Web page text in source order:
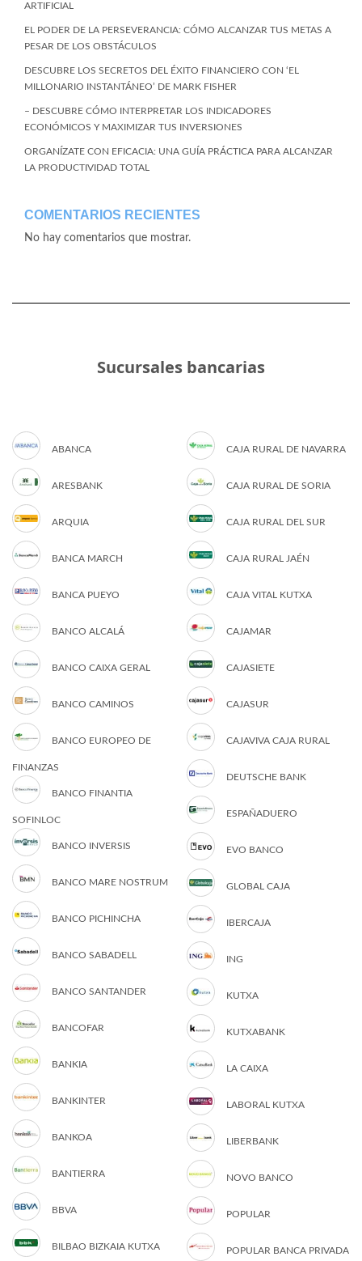
ARTIFICIAL
EL PODER DE LA PERSEVERANCIA: CÓMO ALCANZAR TUS METAS A
PESAR DE LOS OBSTÁCULOS
DESCUBRE LOS SECRETOS DEL ÉXITO FINANCIERO CON ‘EL
MILLONARIO INSTANTÁNEO’ DE MARK FISHER
– DESCUBRE CÓMO INTERPRETAR LOS INDICADORES
ECONÓMICOS Y MAXIMIZAR TUS INVERSIONES
ORGANÍZATE CON EFICACIA: UNA GUÍA PRÁCTICA PARA ALCANZAR
LA PRODUCTIVIDAD TOTAL
COMENTARIOS RECIENTES
No hay comentarios que mostrar.
Sucursales bancarias
ABANCA
ARESBANK
ARQUIA
BANCA MARCH
BANCA PUEYO
BANCO ALCALÁ
BANCO CAIXA GERAL
BANCO CAMINOS
BANCO EUROPEO DE
FINANZAS
BANCO FINANTIA
SOFINLOC
BANCO INVERSIS
BANCO MARE NOSTRUM
BANCO PICHINCHA
BANCO SABADELL
BANCO SANTANDER
BANCOFAR
BANKIA
BANKINTER
BANKOA
BANTIERRA
BBVA
BILBAO BIZKAIA KUTXA
CAJA RURAL DE NAVARRA
CAJA RURAL DE SORIA
CAJA RURAL DEL SUR
CAJA RURAL JAÉN
CAJA VITAL KUTXA
CAJAMAR
CAJASIETE
CAJASUR
CAJAVIVA CAJA RURAL
DEUTSCHE BANK
ESPAÑADUERO
EVO BANCO
GLOBAL CAJA
IBERCAJA
ING
KUTXA
KUTXABANK
LA CAIXA
LABORAL KUTXA
LIBERBANK
NOVO BANCO
POPULAR
POPULAR BANCA PRIVADA